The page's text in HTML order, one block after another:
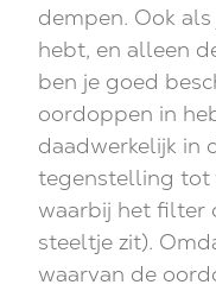
dempen. Ook
hebt, en alleen
ben je goed
oordoppen in
daadwerkelijk in
tegenstelling tot
waarbij het filter
steeltje zit).
waarvan de